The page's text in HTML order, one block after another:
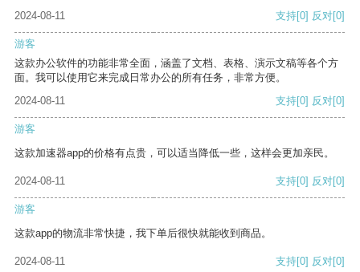
2024-08-11
支持[0] 反对[0]
游客
这款办公软件的功能非常全面，涵盖了文档、表格、演示文稿等各个方
面。我可以使用它来完成日常办公的所有任务，非常方便。
2024-08-11
支持[0] 反对[0]
游客
这款加速器app的价格有点贵，可以适当降低一些，这样会更加亲民。
2024-08-11 支持[0] 反对[0]
游客
这款app的物流非常快捷，我下单后很快就能收到商品。
2024-08-11 支持[0] 反对[0]